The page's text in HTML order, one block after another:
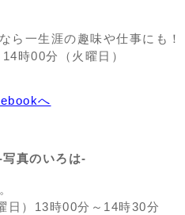
ら一生涯の趣味や仕事にも！
時00分（火曜日）
へ
真のいろは-
日）13時00分～14時30分